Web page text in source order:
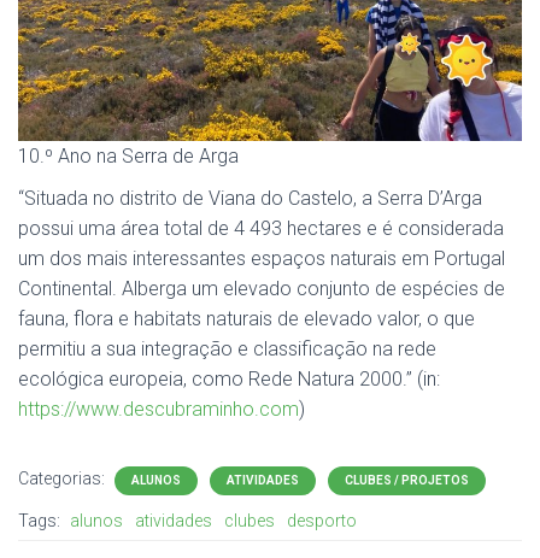
10.º Ano na Serra de Arga
“Situada no distrito de Viana do Castelo, a Serra D’Arga
possui uma área total de 4 493 hectares e é considerada
um dos mais interessantes espaços naturais em Portugal
Continental. Alberga um elevado conjunto de espécies de
fauna, flora e habitats naturais de elevado valor, o que
permitiu a sua integração e classificação na rede
ecológica europeia, como Rede Natura 2000.” (in:
https://www.descubraminho.com)
Categorias: ALUNOS ATIVIDADES CLUBES / PROJETOS
Tags: alunos atividades clubes desporto